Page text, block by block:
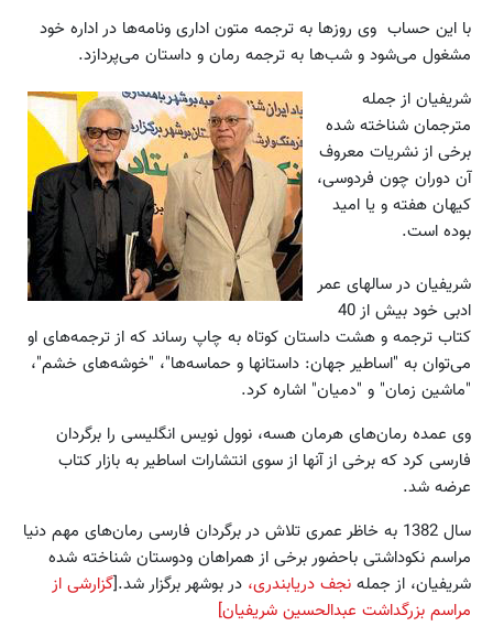
با این حساب وی روزها به ترجمه متون اداری ونامه‌ها در اداره خود
مشغول می‌شود و شب‌ها به ترجمه رمان و داستان می‌پردازد.
شریفیان از جمله
مترجمان شناخته شده
برخی از نشریات معروف
آن دوران چون فردوسی،
کیهان هفته و یا امید
بوده است.
شریفیان در سالهای عمر
ادبی خود بیش از 40
کتاب ترجمه و هشت داستان کوتاه به چاپ رساند که از ترجمه‌های او
می‌توان به "اساطیر جهان: داستانها و حماسه‌ها"، "خوشه‌های خشم"،
"ماشین زمان" و "دمیان" اشاره کرد.
وی عمده رمان‌های هرمان هسه، نوول نویس انگلیسی را برگردان
فارسی کرد که برخی از آنها از سوی انتشارات اساطیر به بازار کتاب
عرضه شد.
سال 1382 به خاظر عمری تلاش در برگردان فارسی رمان‌های مهم دنیا
مراسم نکوداشتی باحضور برخی از همراهان ودوستان شناخته شده
شریفیان، از جمله نجف دریابندری، در بوشهر برگزار شد.[گزارشی از
مراسم بزرگداشت عبدالحسین شریفیان]